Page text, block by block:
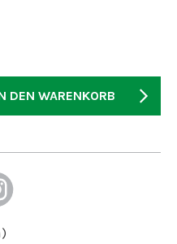
DEN WARENKORB